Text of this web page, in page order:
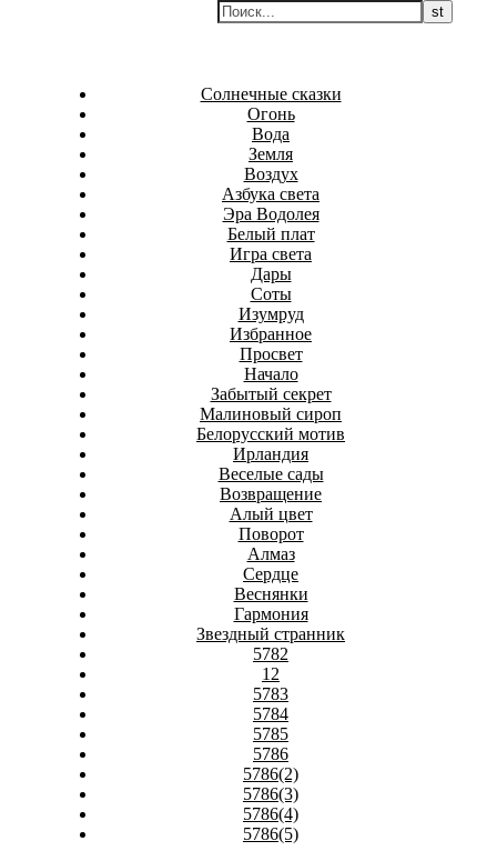
Солнечные сказки
Огонь
Вода
Земля
Воздух
Азбука света
Эра Водолея
Белый плат
Игра света
Дары
Соты
Изумруд
Избранное
Просвет
Начало
Забытый секрет
Малиновый сироп
Белорусский мотив
Ирландия
Веселые сады
Возвращение
Алый цвет
Поворот
Алмаз
Сердце
Веснянки
Гармония
Звездный странник
5782
12
5783
5784
5785
5786
5786(2)
5786(3)
5786(4)
5786(5)